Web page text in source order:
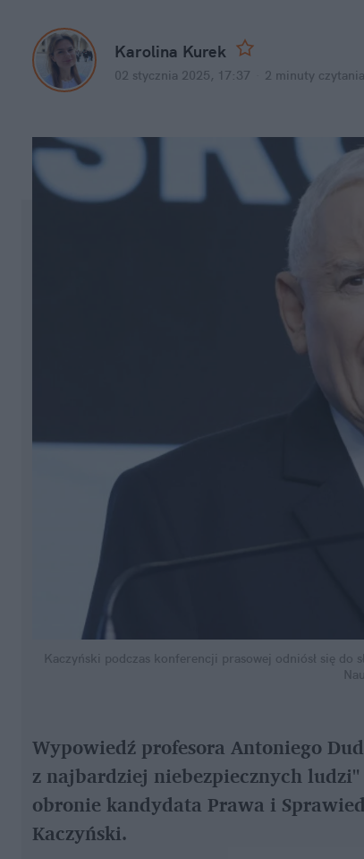
Karolina Kurek
02 stycznia 2025, 17:37 2 minuty czytania
Kaczyński podczas konferencji prasowej odniósł się do
Wypowiedź profesora Antoniego
z najbardziej niebezpiecznych
obronie kandydata Prawa i
Kaczyński.